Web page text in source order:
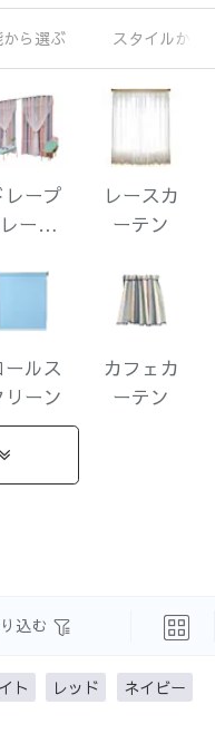
ら選ぶ スタイルから
レープ
ース1
レースカ
ーテン
ールス
リーン
カフェカ
ーテン
込む
ト レッド ネイビー